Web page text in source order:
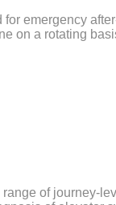
emergency
on a rotating
of journey-